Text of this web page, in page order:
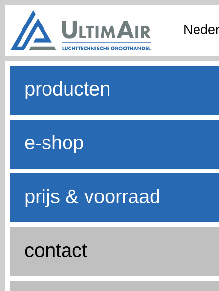
producten
e-shop
prijs & voorraad
contact